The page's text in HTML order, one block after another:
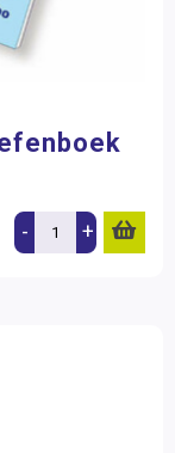
- +